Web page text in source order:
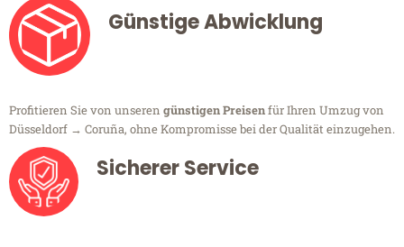
Günstige Abwicklung
Profitieren Sie von unseren günstigen Preisenfür Ihren Umzug von
Düsseldorf → Coruña, ohne Kompromisse bei der Qualität einzugehen.
Sicherer Service